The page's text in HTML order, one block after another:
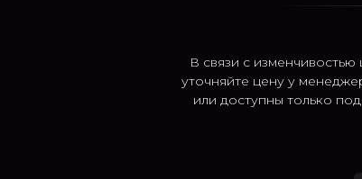
В связи с
уточняйте цену у
или доступны только